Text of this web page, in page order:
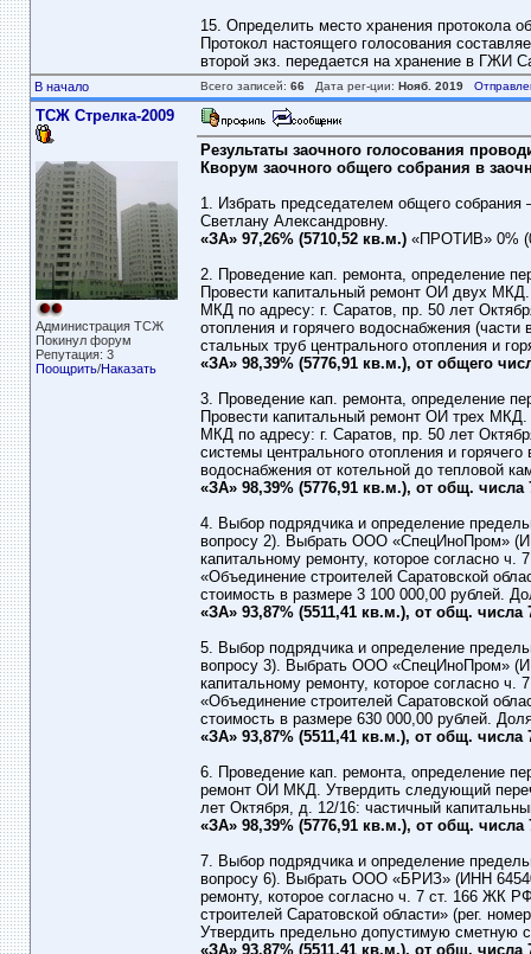
15. Определить место хранения протокола
Протокол настоящего голосования
второй экз. передается на хранение в ГЖИ
В начало Всего записей: 66Дата рег-ции: Нояб. 2019
ТСЖ Стрелка-2009
Администрация ТСЖ
Покинул форум
Репутация: 3
Поощрить/Наказать
Результаты заочного голосования
Кворум заочного общего собрания в
1. Избрать председателем общего
Светлану Александровну.
«ЗА» 97,26% (5710,52 кв.м.) «ПРОТИВ» 0%
2. Проведение кап. ремонта, определение
Провести капитальный ремонт ОИ двух
МКД по адресу: г. Саратов, пр. 50 лет
отопления и горячего водоснабжения
стальных труб центрального отопления и
«ЗА» 98,39% (5776,91 кв.м.), от общего
3. Проведение кап. ремонта, определение
Провести капитальный ремонт ОИ трех
МКД по адресу: г. Саратов, пр. 50 лет
системы центрального отопления и
водоснабжения от котельной до тепловой
«ЗА» 98,39% (5776,91 кв.м.), от общ. числа
4. Выбор подрядчика и определение
вопросу 2). Выбрать ООО «СпецИноПром»
капитальному ремонту, которое согласно
«Объединение строителей Саратовской
стоимость в размере 3 100 000,00 рублей.
«ЗА» 93,87% (5511,41 кв.м.), от общ. числа
5. Выбор подрядчика и определение
вопросу 3). Выбрать ООО «СпецИноПром»
капитальному ремонту, которое согласно
«Объединение строителей Саратовской
стоимость в размере 630 000,00 рублей.
«ЗА» 93,87% (5511,41 кв.м.), от общ. числа
6. Проведение кап. ремонта, определение
ремонт ОИ МКД. Утвердить следующий
лет Октября, д. 12/16: частичный
«ЗА» 98,39% (5776,91 кв.м.), от общ. числа
7. Выбор подрядчика и определение
вопросу 6). Выбрать ООО «БРИЗ» (ИНН
ремонту, которое согласно ч. 7 ст. 166 ЖК
строителей Саратовской области» (рег.
Утвердить предельно допустимую сметную
«ЗА» 93,87% (5511,41 кв.м.), от общ. числа